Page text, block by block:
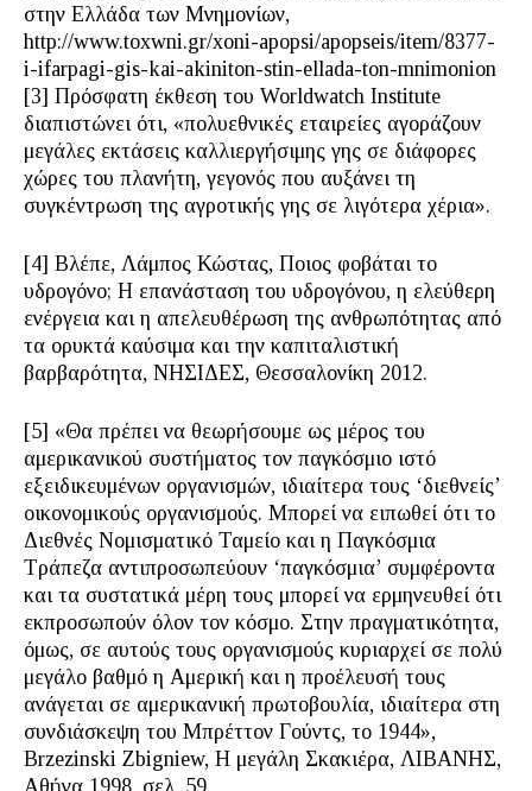
στην Ελλάδα των Μνημονίων,
http://www.toxwni.gr/xoni-apopsi/apopseis/item/8377-
i-ifarpagi-gis-kai-akiniton-stin-ellada-ton-mnimonion
[3] Πρόσφατη έκθεση του Worldwatch Institute
διαπιστώνει ότι, «πολυεθνικές εταιρείες αγοράζουν
μεγάλες εκτάσεις καλλιεργήσιμης γης σε διάφορες
χώρες του πλανήτη, γεγονός που αυξάνει τη
συγκέντρωση της αγροτικής γης σε λιγότερα χέρια».
[4] Βλέπε, Λάμπος Κώστας, Ποιος φοβάται το
υδρογόνο; Η επανάσταση του υδρογόνου, η ελεύθερη
ενέργεια και η απελευθέρωση της ανθρωπότητας από
τα ορυκτά καύσιμα και την καπιταλιστική
βαρβαρότητα, ΝΗΣΙΔΕΣ, Θεσσαλονίκη 2012.
[5] «Θα πρέπει να θεωρήσουμε ως μέρος του
αμερικανικού συστήματος τον παγκόσμιο ιστό
εξειδικευμένων οργανισμών, ιδιαίτερα τους ‘διεθνείς’
οικονομικούς οργανισμούς. Μπορεί να ειπωθεί ότι το
Διεθνές Νομισματικό Ταμείο και η Παγκόσμια
Τράπεζα αντιπροσωπεύουν ‘παγκόσμια’ συμφέροντα
και τα συστατικά μέρη τους μπορεί να ερμηνευθεί ότι
εκπροσωπούν όλον τον κόσμο. Στην πραγματικότητα,
όμως, σε αυτούς τους οργανισμούς κυριαρχεί σε πολύ
μεγάλο βαθμό η Αμερική και η προέλευσή τους
ανάγεται σε αμερικανική πρωτοβουλία, ιδιαίτερα στη
συνδιάσκεψη του Μπρέττον Γούντς, το 1944»,
Brzezinski Zbigniew, Η μεγάλη Σκακιέρα, ΛΙΒΑΝΗΣ,
Αθήνα 1998, σελ. 59.